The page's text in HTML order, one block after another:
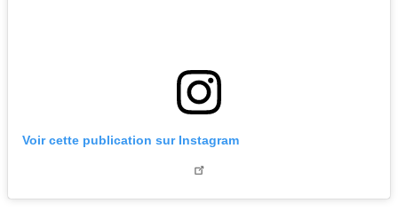
Voir cette publication sur Instagram